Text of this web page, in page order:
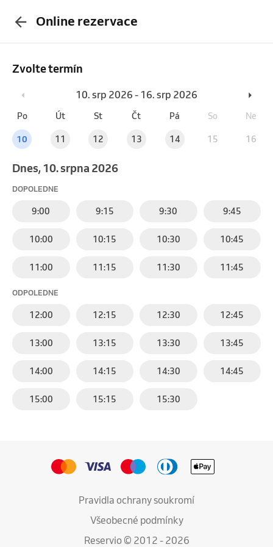
Online rezervace
Zvolte termín
10. srp 2026 - 16. srp 2026
Po Út St Čt Pá So Ne
10 11 12 13 14 15 16
Dnes, 10. srpna 2026
DOPOLEDNE
9:00 9:15 9:30 9:45
10:00 10:15 10:30 10:45
11:00 11:15 11:30 11:45
ODPOLEDNE
12:00 12:15 12:30 12:45
13:00 13:15 13:30 13:45
14:00 14:15 14:30 14:45
15:00 15:15 15:30
Pravidla ochrany soukromí
Všeobecné podmínky
Reservio © 2012 - 2026